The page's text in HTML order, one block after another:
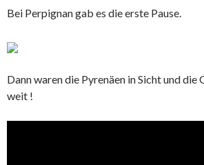
Bei Perpignan gab es die erste Pause.
Dann waren die Pyrenäen in Sicht und die
weit !